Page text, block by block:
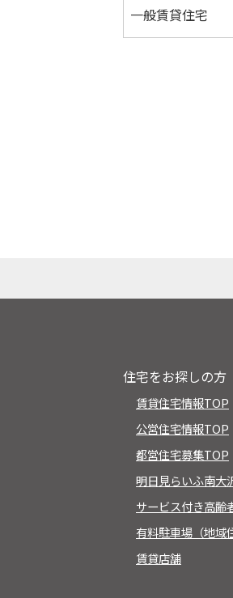
一般賃貸住宅
住宅をお探しの方
賃貸住宅情報TOP
公営住宅情報TOP
都営住宅募集TOP
明日見らいふ南大
サービス付き高齢
有料駐車場（地域
賃貸店舗